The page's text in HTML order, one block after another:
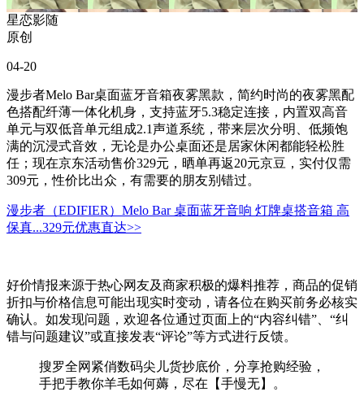
星恋影随
原创
04-20
漫步者Melo Bar桌面蓝牙音箱夜雾黑款，简约时尚的夜雾黑配
色搭配纤薄一体化机身，支持蓝牙5.3稳定连接，内置双高音
单元与双低音单元组成2.1声道系统，带来层次分明、低频饱
满的沉浸式音效，无论是办公桌面还是居家休闲都能轻松胜
任；现在京东活动售价329元，晒单再返20元京豆，实付仅需
309元，性价比出众，有需要的朋友别错过。
漫步者（EDIFIER）Melo Bar 桌面蓝牙音响 灯牌桌搭音箱 高
保真...329元优惠直达>>
好价情报来源于热心网友及商家积极的爆料推荐，商品的促销
折扣与价格信息可能出现实时变动，请各位在购买前务必核实
确认。如发现问题，欢迎各位通过页面上的“内容纠错”、“纠
错与问题建议”或直接发表“评论”等方式进行反馈。
搜罗全网紧俏数码尖儿货抄底价，分享抢购经验，
手把手教你羊毛如何薅，尽在【手慢无】。